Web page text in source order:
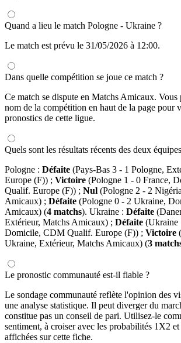
Quand a lieu le match Pologne - Ukraine ?
Le match est prévu le 31/05/2026 à 12:00.
Dans quelle compétition se joue ce match ?
Ce match se dispute en Matchs Amicaux.
nom de la compétition en haut de la page pour
pronostics de cette ligue.
Quels sont les résultats récents des deux
Pologne : Défaite (Pays-Bas 3 - 1 Pologne,
Europe (F)) ; Victoire (Pologne 1 - 0 France,
Qualif. Europe (F)) ; Nul (Pologne 2 - 2
Amicaux) ; Défaite (Pologne 0 - 2 Ukraine,
Amicaux) (4 matchs). Ukraine : Défaite
Extérieur, Matchs Amicaux) ; Défaite (Ukraine
Domicile, CDM Qualif. Europe (F)) ; Victoire
Ukraine, Extérieur, Matchs Amicaux) (3
Le pronostic communauté est-il fiable ?
Le sondage communauté reflète l'opinion des
une analyse statistique. Il peut diverger du
constitue pas un conseil de pari. Utilisez-le
sentiment, à croiser avec les probabilités 1X2 et
affichées sur cette fiche.